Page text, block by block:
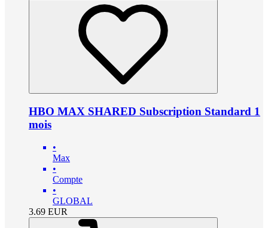
HBO MAX SHARED Subscription Standard 1
mois
•
Max
•
Compte
•
GLOBAL
3.69 EUR